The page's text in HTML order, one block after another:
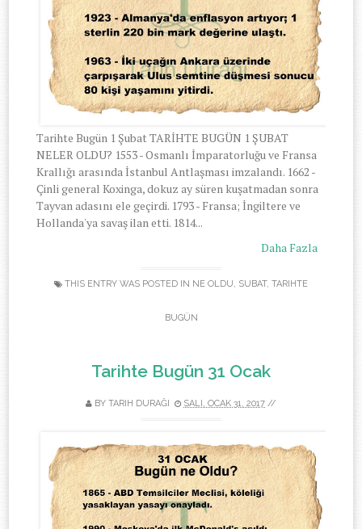
Tarihte Bugün 1 Şubat TARİHTE BUGÜN 1 ŞUBAT
NELER OLDU? 1553 - Osmanlı İmparatorluğu ve Fransa
Krallığı arasında İstanbul Antlaşması imzalandı. 1662 -
Çinli general Koxinga, dokuz ay süren kuşatmadan sonra
Tayvan adasını ele geçirdi. 1793 - Fransa; İngiltere ve
Hollanda'ya savaş ilan etti. 1814...
Daha Fazla
THIS ENTRY WAS POSTED IN NE OLDU, SUBAT, TARIHTE
BUGÜN
Tarihte Bugün 31 Ocak
BY TARIH DURAĞI SALI, OCAK 31, 2017 //